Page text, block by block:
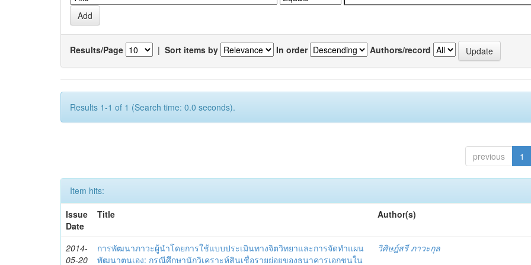
Results/Page | Sort items by In order Authors/record
Results 1-1 of 1 (Search time: 0.0 seconds).
previous 1
Item hits:
Issue
Date
Title Author(s)
2014-
05-20
การพัฒนาภาวะผู้นำโดยการใช้แบบประเมินทางจิตวิทยาและการจัดทำแผน
พัฒนาตนเอง: กรณีศึกษานักวิเคราะห์สินเชื่อรายย่อยของธนาคารเอกชนใน
วิศิษฎ์สรี ภาวะกุล